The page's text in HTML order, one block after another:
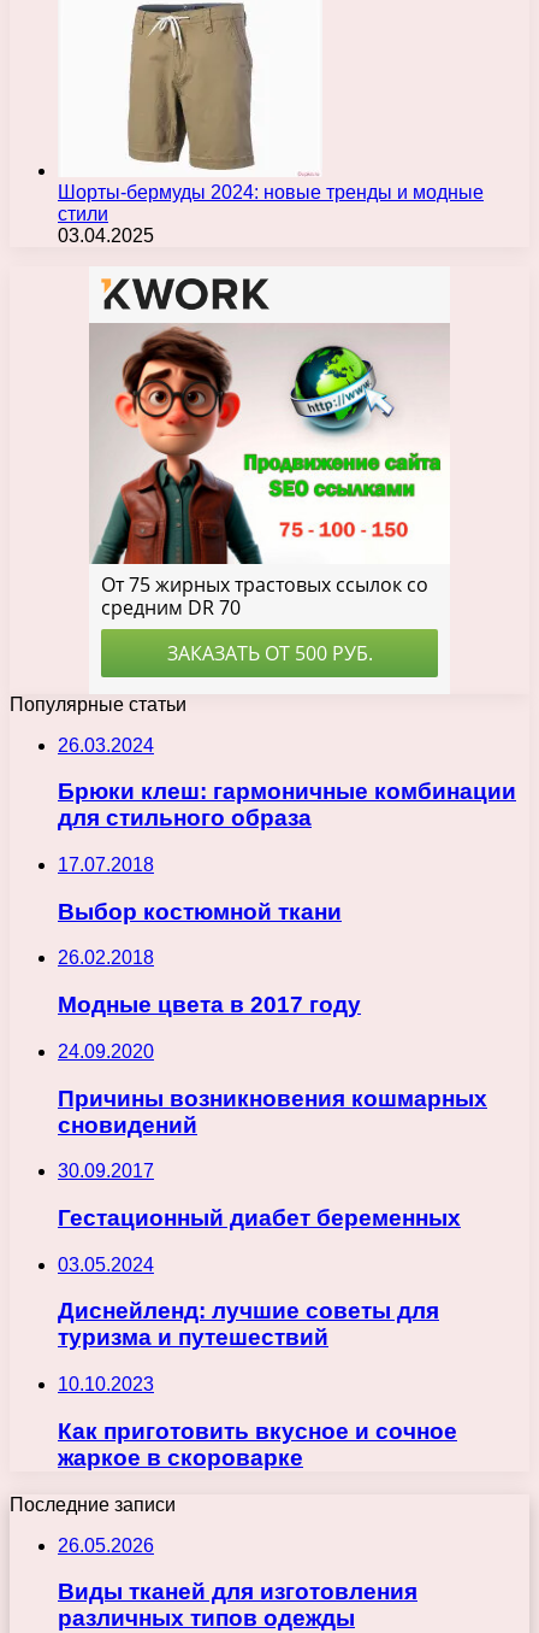
Шорты-бермуды 2024: новые тренды и модные
стили
03.04.2025
Популярные статьи
26.03.2024
Брюки клеш: гармоничные комбинации
для стильного образа
17.07.2018
Выбор костюмной ткани
26.02.2018
Модные цвета в 2017 году
24.09.2020
Причины возникновения кошмарных
сновидений
30.09.2017
Гестационный диабет беременных
03.05.2024
Диснейленд: лучшие советы для
туризма и путешествий
10.10.2023
Как приготовить вкусное и сочное
жаркое в скороварке
Последние записи
26.05.2026
Виды тканей для изготовления
различных типов одежды